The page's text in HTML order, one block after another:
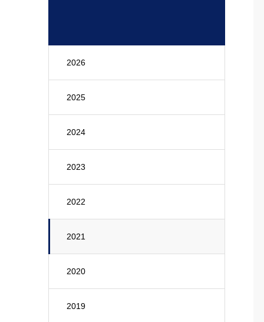
2026
2025
2024
2023
2022
2021
2020
2019